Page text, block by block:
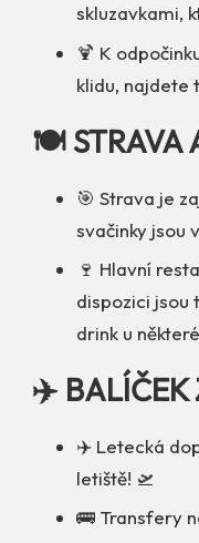
skluzavkami,
🍹 K
klidu, najdete
🍽️ STRAVA
🎯 Strava je
svačinky jsou
🍷 Hlavní
dispozici jsou
drink u
✈️ BALÍČEK
✈️ Letecká
letiště! 🛫
🚌 Transfery